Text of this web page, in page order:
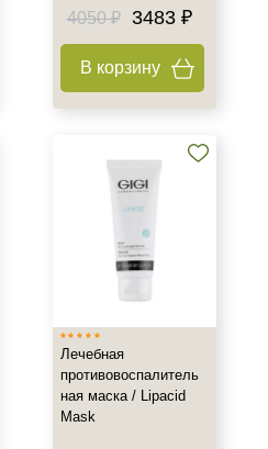
4050 ₽
3483 ₽
В корзину
Лечебная
противовоспалитель
ная маска / Lipacid
Mask